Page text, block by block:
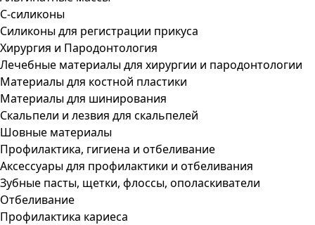
С-силиконы
Силиконы для регистрации прикуса
Хирургия и Пародонтология
Лечебные материалы для хирургии и пародонтологии
Материалы для костной пластики
Материалы для шинирования
Скальпели и лезвия для скальпелей
Шовные материалы
Профилактика, гигиена и отбеливание
Аксессуары для профилактики и отбеливания
Зубные пасты, щетки, флоссы, ополаскиватели
Отбеливание
Профилактика кариеса